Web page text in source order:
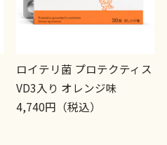
ロイテリ菌 プロテクティス
VD3入り オレンジ味
4,740円（税込）